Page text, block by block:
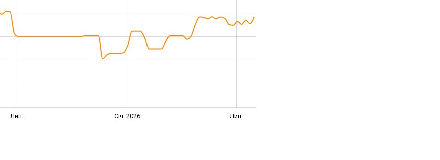
Лип. Січ. 2026 Лип.